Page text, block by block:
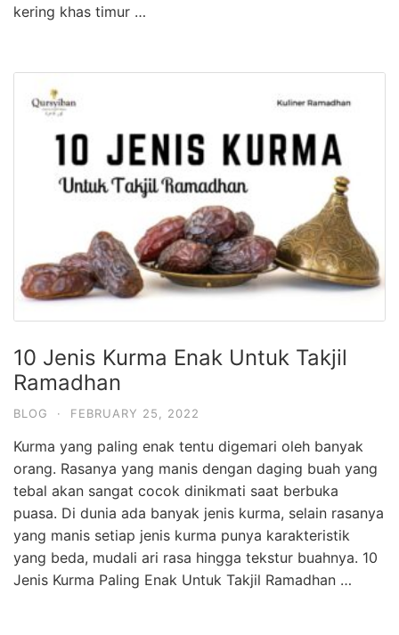
kering khas timur …
10 Jenis Kurma Enak Untuk Takjil
Ramadhan
BLOG · FEBRUARY 25, 2022
Kurma yang paling enak tentu digemari oleh banyak
orang. Rasanya yang manis dengan daging buah yang
tebal akan sangat cocok dinikmati saat berbuka
puasa. Di dunia ada banyak jenis kurma, selain rasanya
yang manis setiap jenis kurma punya karakteristik
yang beda, mudali ari rasa hingga tekstur buahnya. 10
Jenis Kurma Paling Enak Untuk Takjil Ramadhan …